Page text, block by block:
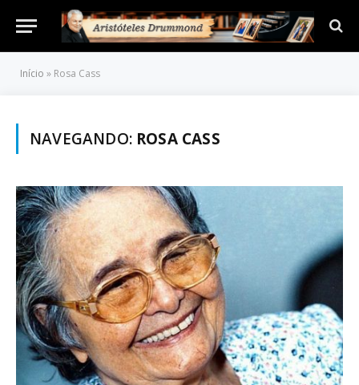
Início » Rosa Cass
NAVEGANDO: ROSA CASS